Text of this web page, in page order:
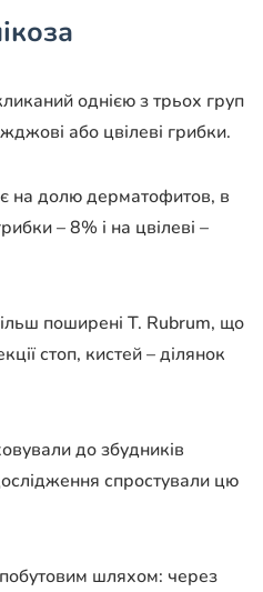
однією з трьох груп
або цвілеві грибки.
на долю дерматофитов, в
– 8% і на цвілеві –
поширені T. Rubrum, що
стоп, кистей – ділянок
до збудників
спростували цю
шляхом: через